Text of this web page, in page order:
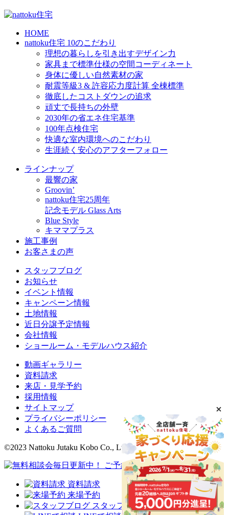
HOME
nattoku住宅 10のこだわり
理想の暮らしを引き出すデザイン力
家具まで標準仕様の空間コーディネート
身体に優しい自然素材の家
耐震等級3 & 許容応力度計算 全棟標準
徹底したコストダウンの追求
頑丈で長持ちの外壁
2030年の省エネ住宅基準
100年点検住宅
快適な室内環境へのこだわり
生涯続く安心のアフターフォロー
ラインナップ
最響の家
Groovin’
nattoku住宅25周年
記念モデル Glass Arts
Blue Style
キママプラス
施工事例
お客さまの声
スタッフブログ
お知らせ
イベント情報
キャンペーン情報
土地情報
近日分譲予定情報
会社情報
ショールーム・モデルハウス紹介
動画ギャラリー
資料請求
来店・見学予約
採用情報
サイトマップ
プライバシーポリシー
よくあるご質問
©2023 Nattoku Jutaku Kobo Co., Ltd.
資料請求
来場予約
スタッフブログ